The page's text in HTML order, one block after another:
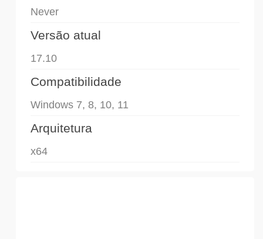
Never
Versão atual
17.10
Compatibilidade
Windows 7, 8, 10, 11
Arquitetura
x64